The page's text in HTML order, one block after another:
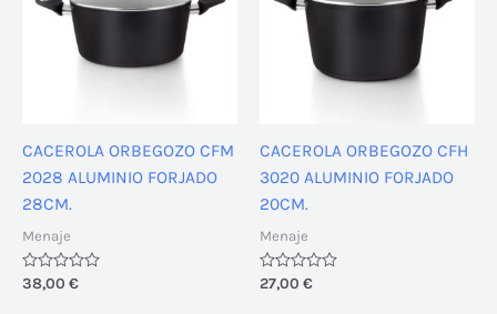
CACEROLA ORBEGOZO CFM
2028 ALUMINIO FORJADO
28CM.
Menaje
Valorado
38,00 €
CACEROLA ORBEGOZO CFH
3020 ALUMINIO FORJADO
20CM.
Menaje
Valorado
27,00 €